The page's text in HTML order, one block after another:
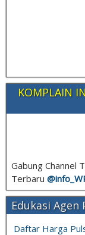
KOMPLAIN
Gabung Channel
Terbaru @info_
Edukasi Agen
Daftar Harga